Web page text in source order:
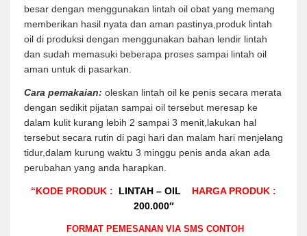
besar dengan menggunakan lintah oil obat yang memang
memberikan hasil nyata dan aman pastinya,produk lintah
oil di produksi dengan menggunakan bahan lendir lintah
dan sudah memasuki beberapa proses sampai lintah oil
aman untuk di pasarkan.
Cara pemakaian: oleskan lintah oil ke penis secara merata
dengan sedikit pijatan sampai oil tersebut meresap ke
dalam kulit kurang lebih 2 sampai 3 menit,lakukan hal
tersebut secara rutin di pagi hari dan malam hari menjelang
tidur,dalam kurung waktu 3 minggu penis anda akan ada
perubahan yang anda harapkan.
“KODE PRODUK : LINTAH – OIL HARGA PRODUK :
200.000″
FORMAT PEMESANAN VIA SMS CONTOH